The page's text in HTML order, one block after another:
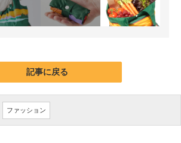
記事に戻る
ファッション